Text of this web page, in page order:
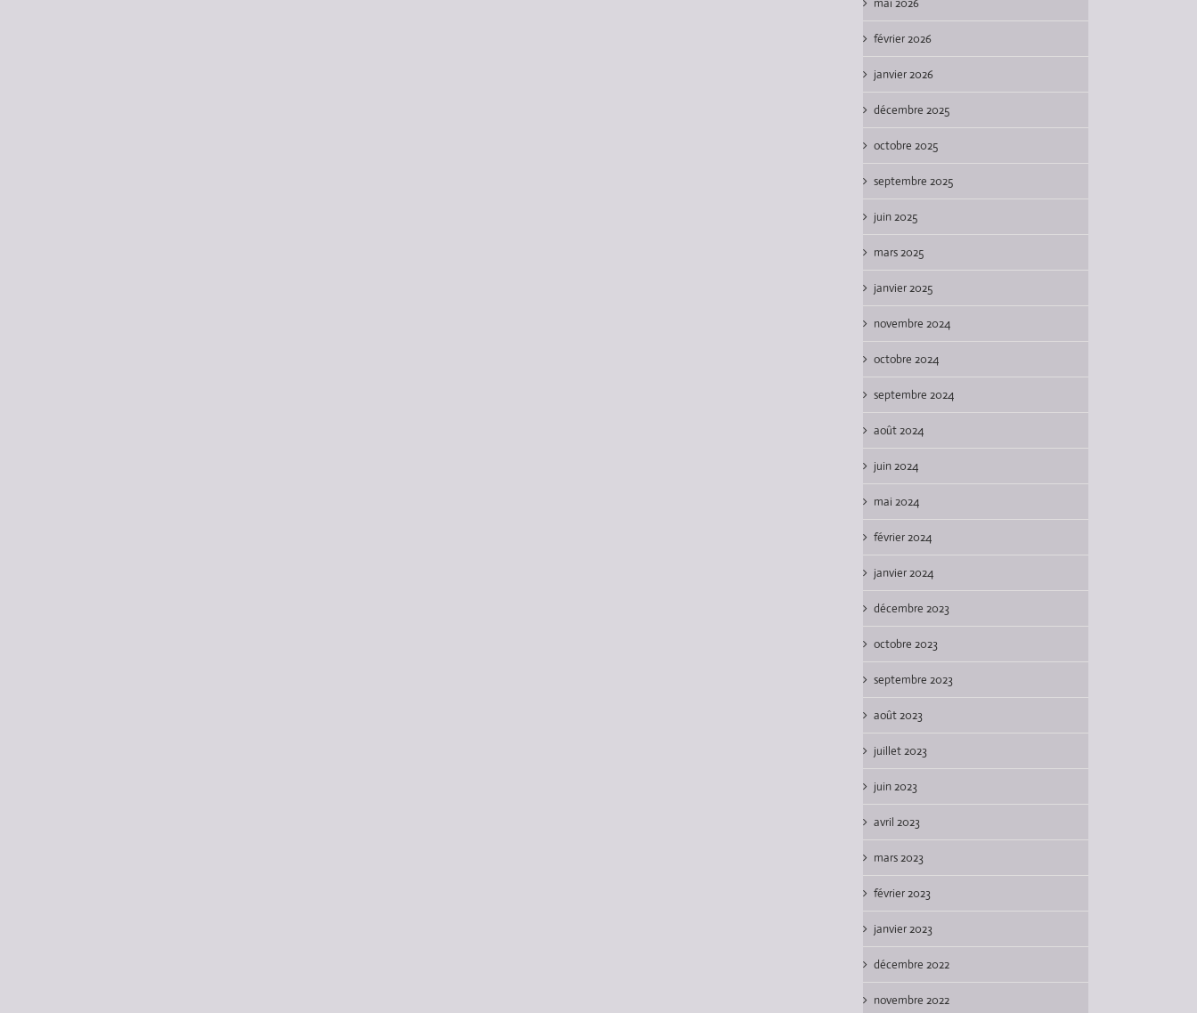
février 2026
janvier 2026
décembre 2025
octobre 2025
septembre 2025
juin 2025
mars 2025
janvier 2025
novembre 2024
octobre 2024
septembre 2024
août 2024
juin 2024
mai 2024
février 2024
janvier 2024
décembre 2023
octobre 2023
septembre 2023
août 2023
juillet 2023
juin 2023
avril 2023
mars 2023
février 2023
janvier 2023
décembre 2022
novembre 2022